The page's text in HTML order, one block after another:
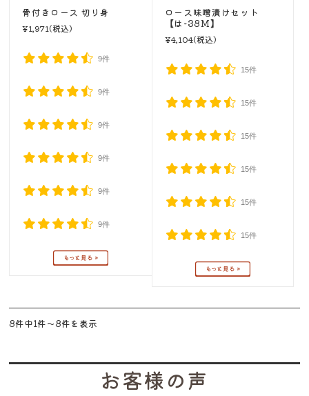
骨付きロース 切り身
¥1,971(税込)
9件
9件
9件
9件
9件
9件
ロース味噌漬けセット
【は-38M】
¥4,104(税込)
15件
15件
15件
15件
15件
15件
8件中1件〜8件を表示
お客様の声